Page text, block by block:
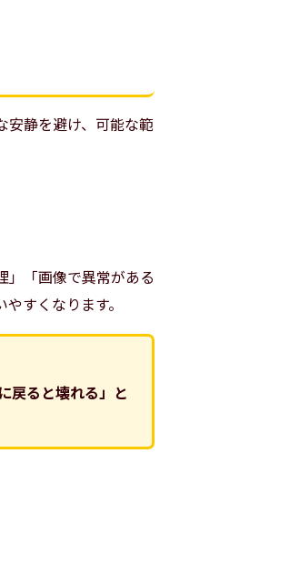
安静を避け、可能な範
」「画像で異常がある
すくなります。
戻ると壊れる」と